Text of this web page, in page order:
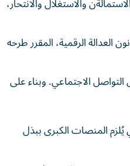
الرقمية، المقرر طرحه
‌الاجتماعي. وبناء على
يُلزم المنصات الكبرى ⁠ببذل